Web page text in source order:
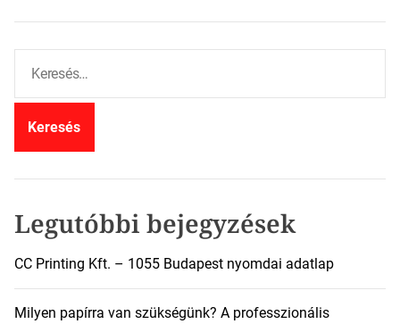
r
Legutóbbi bejegyzések
CC Printing Kft. – 1055 Budapest nyomdai adatlap
Milyen papírra van szükségünk? A professzionális